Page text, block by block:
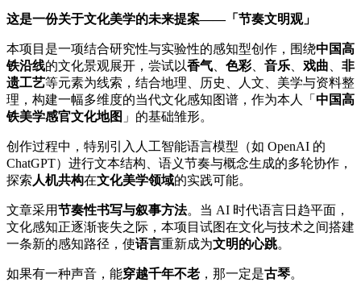
这是一份关于文化美学的未来提案——「节奏文明观」
本项目是一项结合研究性与实验性的感知型创作，围绕中国高
铁沿线的文化景观展开，尝试以香气 色彩、 音乐 戏曲
非
遗工艺等元素为线索，结合地理、历史、人文、美学与资料整
理，构建一幅多维度的当代文化感知图谱，作为本人「 中国高
铁美学感官文化地图 」的基础雏形。
创作过程中，特别引入人工智能语言模型（如 OpenAI 的
ChatGPT）进行文本结构、语义节奏与概念生成的多轮协作，
探索 人机共构在文化美学领域的实践可能。
文章采用节奏性书写与叙事方法。当 AI 时代语言日趋平面，
文化感知正逐渐丧失之际，本项目试图在文化与技术之间搭建
一条新的感知路径，使语言重新成为文明的心跳。
如果有一种声音，能穿越千年不老 ，那一定是古琴。